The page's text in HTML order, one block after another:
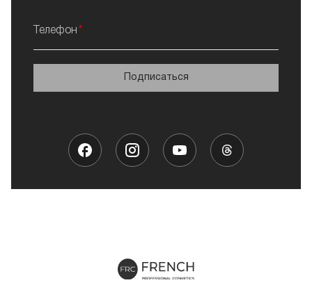
Телефон
Подписаться